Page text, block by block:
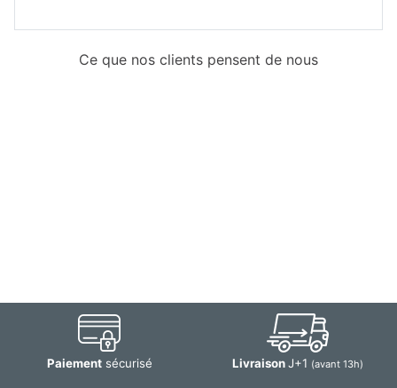
Ce que nos clients pensent de nous
Paiementsécurisé LivraisonJ+1 (avant 13h)